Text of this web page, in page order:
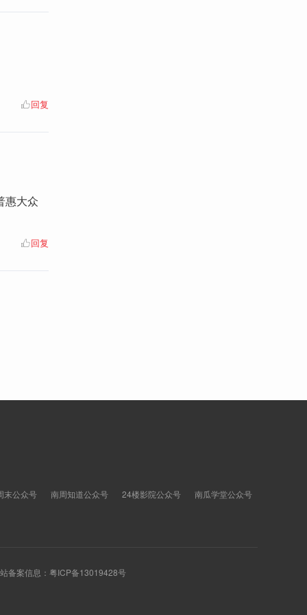
回复
惠大众
回复
末公众号 南周知道公众号 24楼影院公众号 南瓜学堂公众号
备案信息： 粤ICP备13019428号